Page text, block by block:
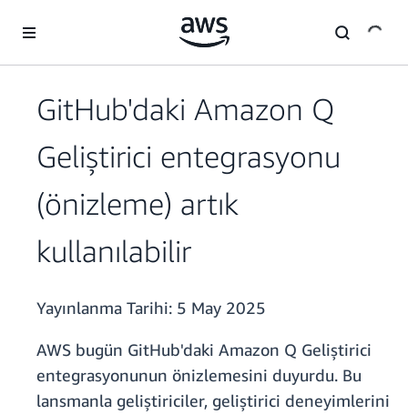
GitHub'daki Amazon Q
Geliştirici entegrasyonu
(önizleme) artık
kullanılabilir
Yayınlanma Tarihi: 5 May 2025
AWS bugün GitHub'daki Amazon Q Geliştirici
entegrasyonunun önizlemesini duyurdu. Bu
lansmanla geliştiriciler, geliştirici deneyimlerini